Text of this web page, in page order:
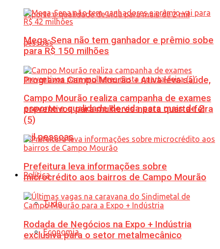
Programa Campo Mourão + Ativa leva saúde,
esporte e qualidade de vida para mais de 2
mil pessoas
Política
Tudo
Economia
Mega-Sena não tem ganhador e prêmio sobe
para R$ 150 milhões
Campo Mourão realiza campanha de exames
preventivos para mulheres nesta quarta-feira
(5)
Prefeitura leva informações sobre
microcrédito aos bairros de Campo Mourão
Rodada de Negócios na Expo + Indústria
exclusiva para o setor metalmecânico